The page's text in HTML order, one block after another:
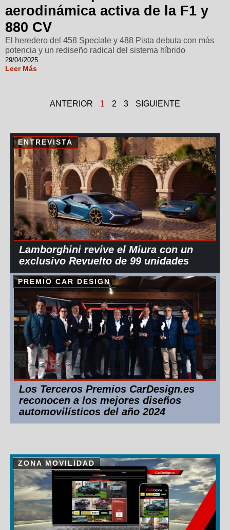
aerodinámica activa de la F1 y
880 CV
El heredero del 458 Speciale y 488 Pista debuta con más
potencia y un rediseño radical del sistema híbrido
29/04/2025
Leer Más
ANTERIOR 1 2 3 SIGUIENTE
ENTREVISTA
Lamborghini revive el Miura con un
exclusivo Revuelto de 99 unidades
PREMIO CAR DESIGN
Los Terceros Premios CarDesign.es
reconocen a los mejores diseños
automovilísticos del año 2024
ZONA MOVILIDAD